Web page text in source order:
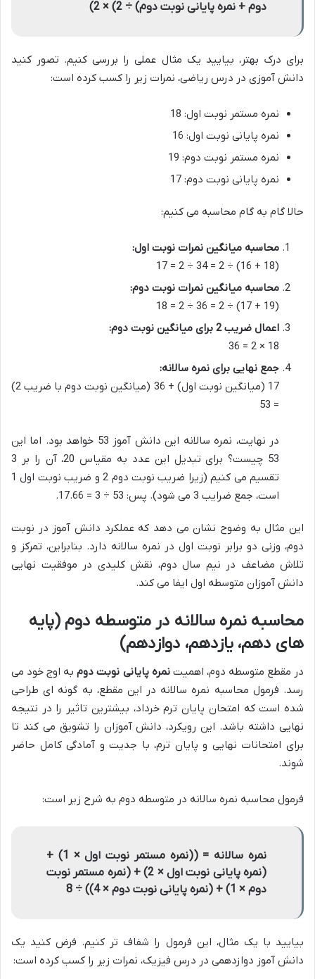
دوم + نمره پایانی نوبت دوم) ÷ 2) × 2)
برای درک بهتر، بیایید یک مثال عملی را بررسی کنیم. تصور کنید
دانش آموزی در درس ریاضی، نمرات زیر را کسب کرده است:
نمره مستمر نوبت اول: 18
نمره پایانی نوبت اول: 16
نمره مستمر نوبت دوم: 19
نمره پایانی نوبت دوم: 17
حالا گام به گام محاسبه می کنیم:
محاسبه میانگین نمرات نوبت اول:
(18 + 16) ÷ 2 = 34 ÷ 2 = 17
محاسبه میانگین نمرات نوبت دوم:
(19 + 17) ÷ 2 = 36 ÷ 2 = 18
اعمال ضریب 2 برای میانگین نوبت دوم:
18 × 2 = 36
جمع نهایی برای نمره سالانه:
17 (میانگین نوبت اول) + 36 (میانگین نوبت دوم با ضریب 2)
= 53
در نهایت، نمره سالانه این دانش آموز 53 خواهد بود. اما این
53 چیست؟ برای تبدیل این عدد به مقیاس 20، آن را بر 3
تقسیم می کنیم (زیرا ضریب نوبت دوم 2 و ضریب نوبت اول 1
است، جمع ضرایب 3 می شود). پس: 53 ÷ 3 = 17.66.
این مثال به وضوح نشان می دهد که عملکرد دانش آموز در نوبت
دوم، وزنی دو برابر نوبت اول در نمره سالانه دارد. بنابراین، تمرکز و
تلاش مضاعف در نیم سال دوم، نقش کلیدی در موفقیت نهایی
دانش آموزان متوسطه اول ایفا می کند.
محاسبه نمره سالانه در متوسطه دوم (پایه
های دهم، یازدهم، دوازدهم)
در مقطع متوسطه دوم، اهمیتنمره پایانی نوبت دومبه اوج خود می
رسد. فرمول محاسبه نمره سالانه در این مقطع، به گونه ای طراحی
شده است که امتحان پایان ترم خرداد، بیشترین تاثیر را در نتیجه
نهایی داشته باشد. این رویکرد، دانش آموزان را تشویق می کند تا
برای امتحانات نهایی و پایان ترم، با جدیت و آمادگی کامل حاضر
شوند.
فرمول محاسبه نمره سالانه در متوسطه دوم به شرح زیر است:
نمره سالانه = ((نمره مستمر نوبت اول × 1) +
(نمره پایانی نوبت اول × 2) + (نمره مستمر نوبت
دوم × 1) + (نمره پایانی نوبت دوم × 4)) ÷ 8
بیایید با یک مثال، این فرمول را شفاف تر کنیم. فرض کنید یک
دانش آموز دوازدهمی در درس فیزیک، نمرات زیر را کسب کرده است: